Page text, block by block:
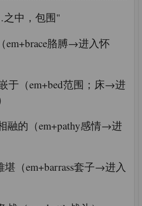
中，包围"
em+brace胳膊→进入怀
于（em+bed范围；床→进
融的（em+pathy感情→进
堪（em+barrass套子→进入